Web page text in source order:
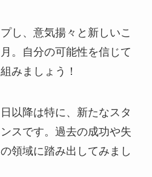
し、意気揚々と新しいこ
。自分の可能性を信じて
みましょう！
以降は特に、新たなスタ
スです。過去の成功や失
領域に踏み出してみまし